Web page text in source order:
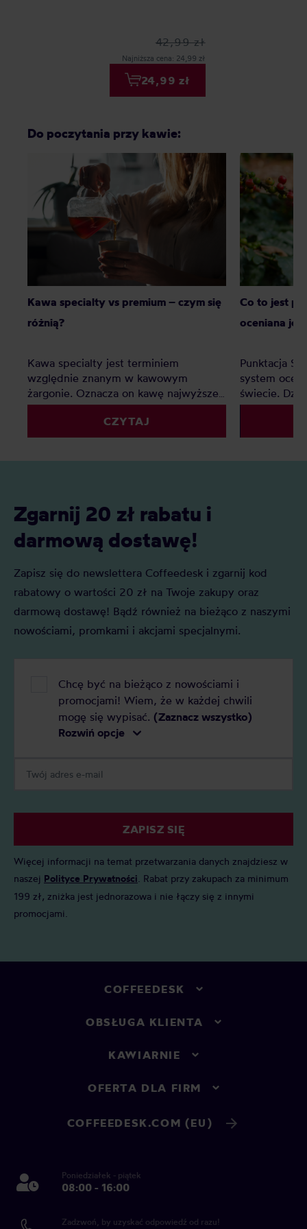
42,99 zł
Najniższa cena: 24,99 zł
24,99 zł
Do poczytania przy kawie:
Kawa specialty vs premium – czym się
różnią?
Kawa specialty jest terminiem
względnie znanym w kawowym
żargonie. Oznacza on kawę najwyższej
jakości, jednak co z kawą premium?
Czy to tylko chwyt marketingowy czy
faktyczna ocena jakości? Z tego
domu?
CZYTAJ
Co to jest
oceniana
Punktacja
system
świecie.
palarnie i
kryteriów. Z
Zgarnij 20 zł rabatu i
darmową dostawę!
Zapisz się do newslettera Coffeedesk i zgarnij kod
rabatowy o wartości 20 zł na Twoje zakupy oraz
darmową dostawę! Bądź również na bieżąco z naszymi
nowościami, promkami i akcjami specjalnymi.
Chcę być na bieżąco z nowościami i
promocjami! Wiem, że w każdej chwili
mogę się wypisać. (Zaznacz wszystko)
Rozwiń opcje
ZAPISZ SIĘ
Więcej informacji na temat przetwarzania danych znajdziesz w
naszej Polityce Prywatności . Rabat przy zakupach za minimum
199 zł, zniżka jest jednorazowa i nie łączy się z innymi
promocjami.
COFFEEDESK
OBSŁUGA KLIENTA
KAWIARNIE
OFERTA DLA FIRM
COFFEEDESK.COM (EU)
Poniedziałek - piątek
08:00 - 16:00
Zadzwoń, by uzyskać odpowiedź od razu!